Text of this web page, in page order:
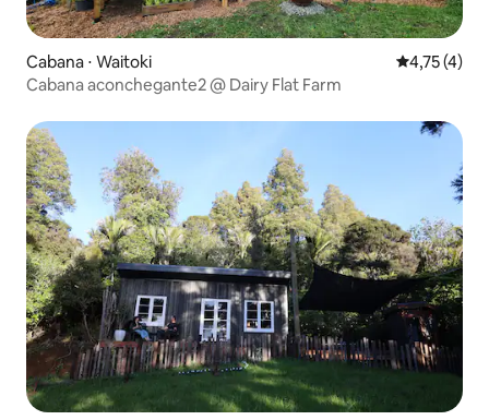
Cabana ⋅ Waitoki 4,75 de
4,75 (4)
Cabana aconchegante2 @ Dairy Flat Farm